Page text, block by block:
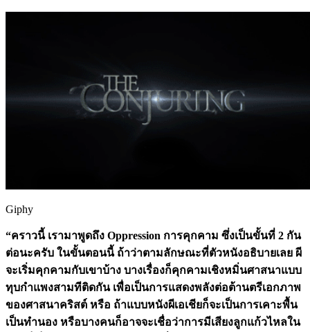
Giphy
“คราวนี้ เรามาพูดถึง Oppression การคุกคาม ซึ่งเป็นขั้นที่ 2 กัน
ต่อนะครับ ในขั้นตอนนี้ ถ้าว่าตามลักษณะที่ตัวหนังอธิบายเลย ผี
จะเริ่มคุกคามกับเขาบ้าง บางเรื่องก็คุกคามเชิงหมิ่นศาสนาแบบ
ทุบกำแพงสามทีติดกัน เพื่อเป็นการแสดงพลังต่อต้านตรีเอกภาพ
ของศาสนาคริสต์ หรือ ถ้าแบบหนังผีเอเชียก็จะเป็นการเคาะพื้น
เป็นทำนอง หรือบางคนก็อาจจะเชื่อว่าการมีเสียงลูกแก้วไหลใน